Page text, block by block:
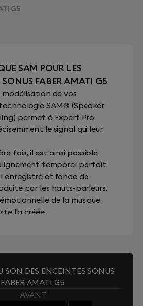
G5
SAM POUR LES
FABER AMATI G5
de vos
SAM® (Speaker
permet à Expert Pro
le signal qui leur
fois, il est ainsi possible
temporel parfait
enregistré et l'onde de
par les hauts-parleurs.
de la musique,
l'a créée.
SON DES ENCEINTES SONUS
FABER AMATI G5
AVANT